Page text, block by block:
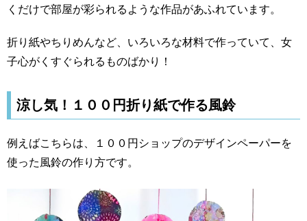
くだけで部屋が彩られるような作品があふれています。
折り紙やちりめんなど、いろいろな材料で作っていて、女
子心がくすぐられるものばかり！
涼し気！１００円折り紙で作る風鈴
例えばこちらは、１００円ショップのデザインペーパーを
使った風鈴の作り方です。